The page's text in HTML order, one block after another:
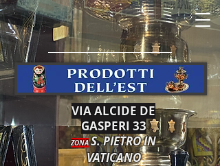
VIA ALCIDE DE
GASPERI 33
ZONA S. PIETRO IN
VATICANO